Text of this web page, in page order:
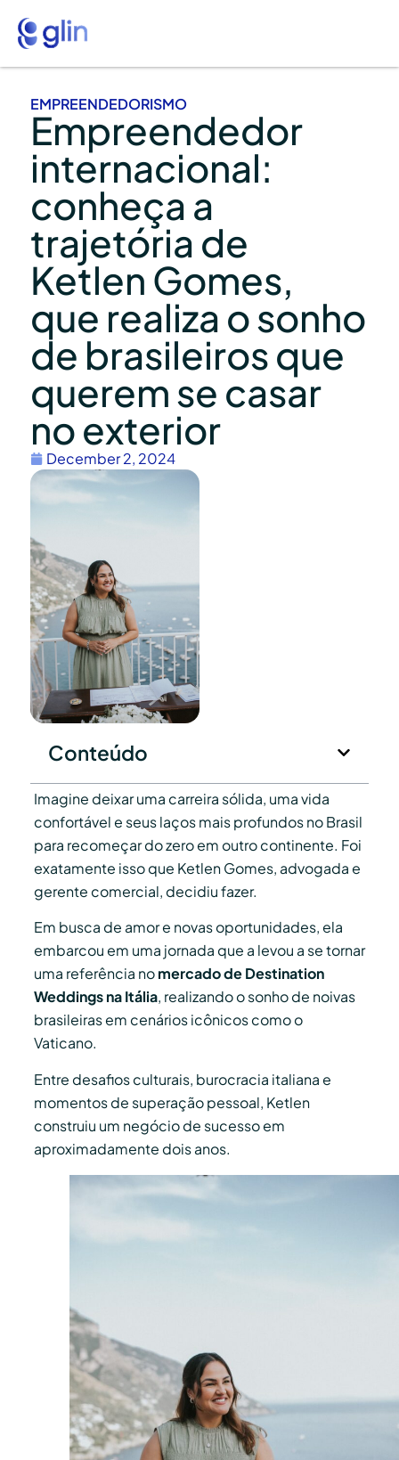
EMPREENDEDORISMO
Empreendedor
internacional:
conheça a
trajetória de
Ketlen Gomes,
que realiza o sonho
de brasileiros que
querem se casar
no exterior
December 2, 2024
Conteúdo
Imagine deixar uma carreira sólida, uma vida
confortável e seus laços mais profundos no Brasil
para recomeçar do zero em outro continente. Foi
exatamente isso que Ketlen Gomes, advogada e
gerente comercial, decidiu fazer.
Em busca de amor e novas oportunidades, ela
embarcou em uma jornada que a levou a se tornar
uma referência nomercado de Destination
Weddings na Itália, realizando o sonho de noivas
brasileiras em cenários icônicos como o
Vaticano.
Entre desafios culturais, burocracia italiana e
momentos de superação pessoal, Ketlen
construiu um negócio de sucesso em
aproximadamente dois anos.